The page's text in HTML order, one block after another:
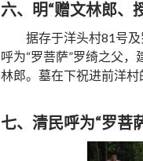
六、 明“赠文林郎、
据存于洋头村81号
呼为“罗菩萨”罗绮之父
林郎。墓在下祝进前洋村
七、 清民呼为“罗菩